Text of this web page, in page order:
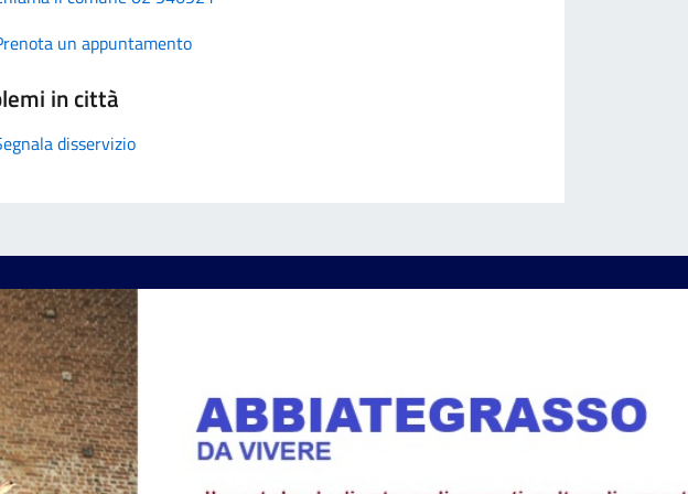
un appuntamento
in città
disservizio